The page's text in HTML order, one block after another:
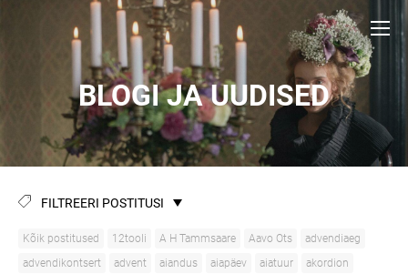
BLOGI JA UUDISED
FILTREERI POSTITUSI
Kõik postitused 12tooli A H Tammsaare Aavo Ots
advendiaeg
advendikontsert
advent aiandus aiapäev aiatuur
akordion